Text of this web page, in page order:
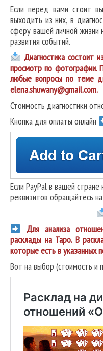
Если перед вами стоит
выходить из них, в
сферу вашей личной
развития событий.
Диагностика состоит
просмотр по фотографии.
любые вопросы по теме
elena.shuwany@gmail.com.
Стоимость диагностики
Кнопка для оплаты онлайн
Если PayPal в вашей
реквизитов обращайтесь
Для анализа
расклады на Таро. В
которые есть в указанных
Вот на выбор (стоимость и